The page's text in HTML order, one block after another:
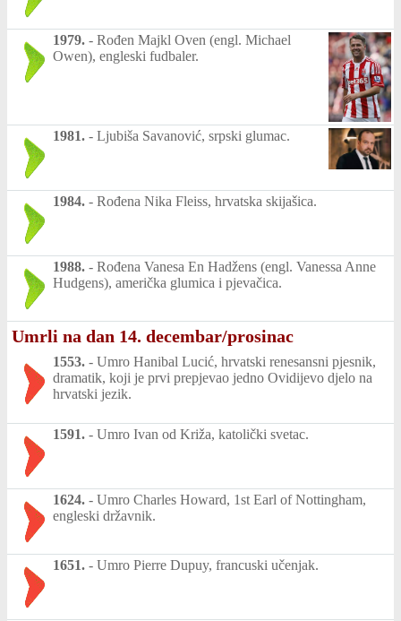
1979. - Rođen Majkl Oven (engl. Michael
Owen), engleski fudbaler.
1981. - Ljubiša Savanović, srpski glumac.
1984. - Rođena Nika Fleiss, hrvatska skijašica.
1988. - Rođena Vanesa En Hadžens (engl. Vanessa Anne
Hudgens), američka glumica i pjevačica.
Umrli na dan 14. decembar/prosinac
1553. - Umro Hanibal Lucić, hrvatski renesansni pjesnik,
dramatik, koji je prvi prepjevao jedno Ovidijevo djelo na
hrvatski jezik.
1591. - Umro Ivan od Križa, katolički svetac.
1624. - Umro Charles Howard, 1st Earl of Nottingham,
engleski državnik.
1651. - Umro Pierre Dupuy, francuski učenjak.